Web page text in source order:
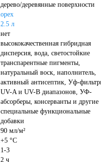
дерево/деревянные поверхности
орех
2.5 л
нет
высококачественная гибридная
дисперсия, вода, светостойкие
транспарентные пигменты,
натуральный воск, наполнитель,
активный антисептик, Уф-
UV-A и UV-B диапазонов, УФ-
абсорберы, консерванты и другие
специальные функциональные
добавки
90 мл/м²
+5 °С
1-3
2 ч